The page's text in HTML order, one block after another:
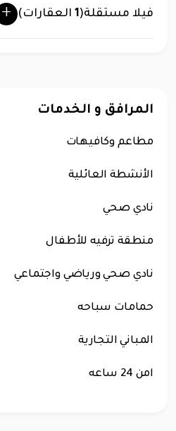
فيلا مستقلة(
1
المرافق و الخدمات
مطاعم وكافيهات
الأنشطة العائلية
نادي صحي
منطقة ترفيه للأطفال
نادي صحي ورياضي واجتماعي
حمامات سباحه
المباني التجارية
امن 24 ساعه